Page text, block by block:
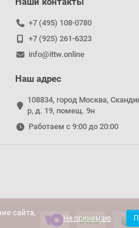
сайта,
Не принимаю
+7 (495) 108-0780
+7 (925) 261-6323
info@ittw.online
Наш адрес
108834, город Москва,
р, д. 19, помещ. 9н
Работаем с 9:00 до 20:00